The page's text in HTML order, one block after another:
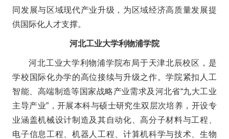
同发展与区域现代产业升级，为区域经济高质量发展提
供国际化人才支撑。
河北工业大学利物浦学院
河北工业大学利物浦学院布局于天津北辰校区，是
学校国际化办学的高位接续与升级之作。学院紧扣人工
智能、高端制造等国家战略产业需求及河北省“九大工业
主导产业”，开展本科与硕士研究生双层次培养，开设专
业涵盖机械设计制造及其自动化、高分子材料与工程、
电子信息工程、机器人工程、计算机科学与技术、生物